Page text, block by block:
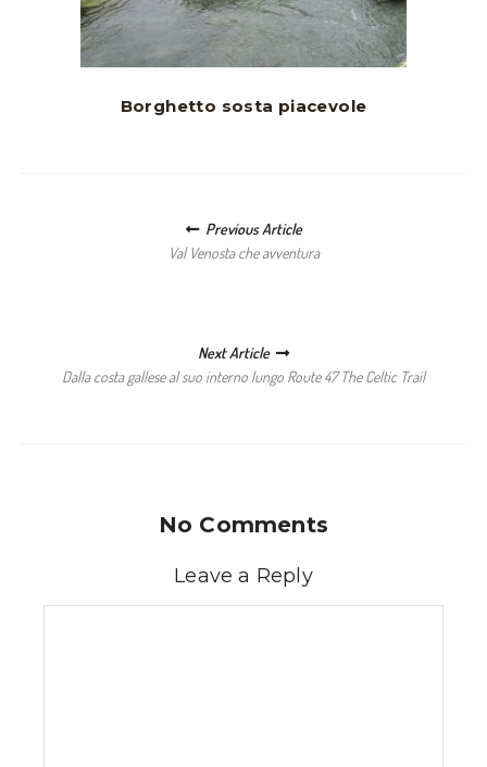
Borghetto sosta piacevole
Previous Article
Val Venosta che avventura
Next Article
Dalla costa gallese al suo interno lungo Route 47 The Celtic Trail
No Comments
Leave a Reply